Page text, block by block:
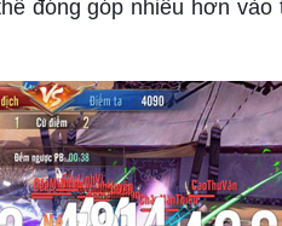
đóng góp nhiều hơn